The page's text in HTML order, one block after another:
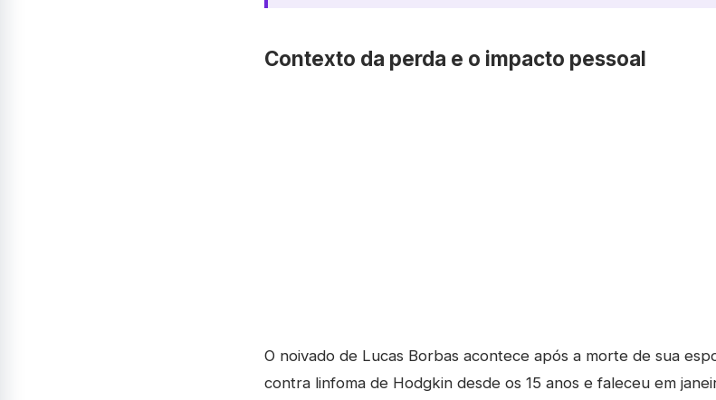
Contexto da perda e o impacto pessoal
O noivado de Lucas Borbas acontece após a morte de sua
contra linfoma de Hodgkin desde os 15 anos e faleceu em